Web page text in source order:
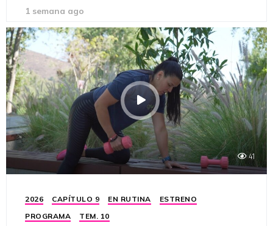
1 semana ago
41
2026 CAPÍTULO 9 EN RUTINA
ESTRENO
PROGRAMA
TEM. 10